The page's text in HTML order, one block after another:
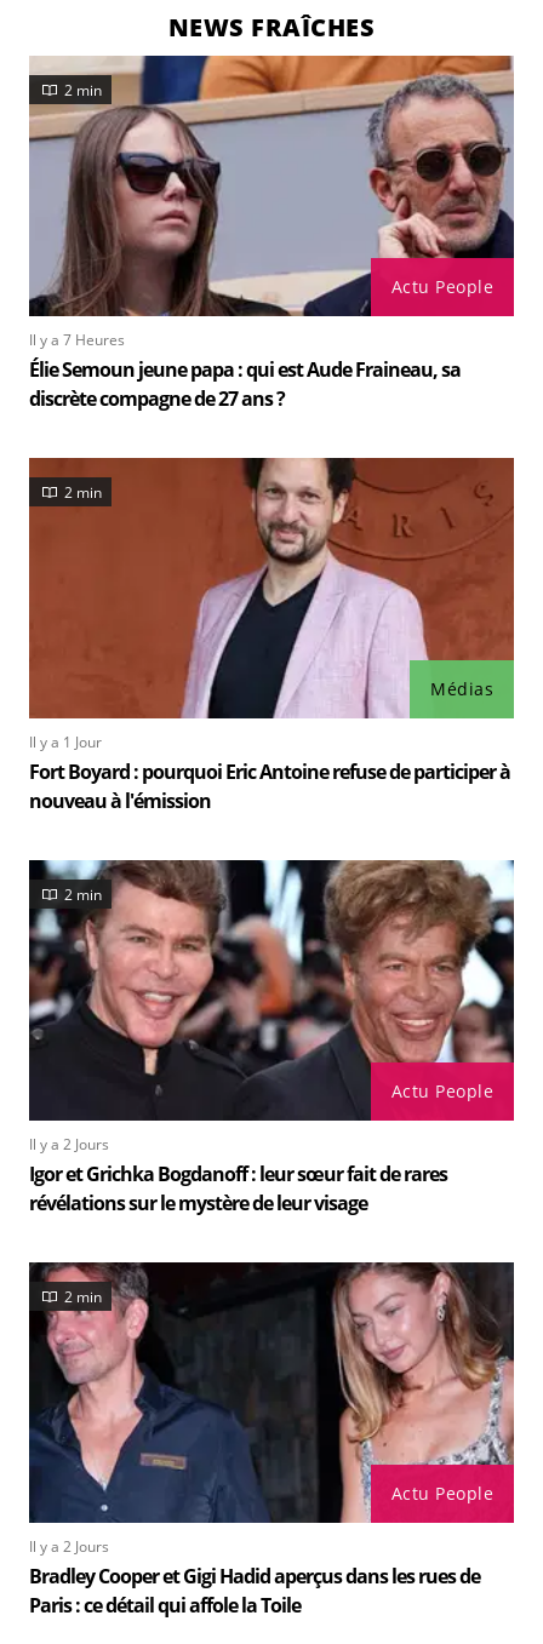
NEWS FRAÎCHES
Actu People
2 min
Il y a 7 Heures
Élie Semoun jeune papa : qui est Aude Fraineau, sa
discrète compagne de 27 ans ?
Médias
2 min
Il y a 1 Jour
Fort Boyard : pourquoi Eric Antoine refuse de participer à
nouveau à l'émission
Actu People
2 min
Il y a 2 Jours
Igor et Grichka Bogdanoff : leur sœur fait de rares
révélations sur le mystère de leur visage
Actu People
2 min
Il y a 2 Jours
Bradley Cooper et Gigi Hadid aperçus dans les rues de
Paris : ce détail qui affole la Toile